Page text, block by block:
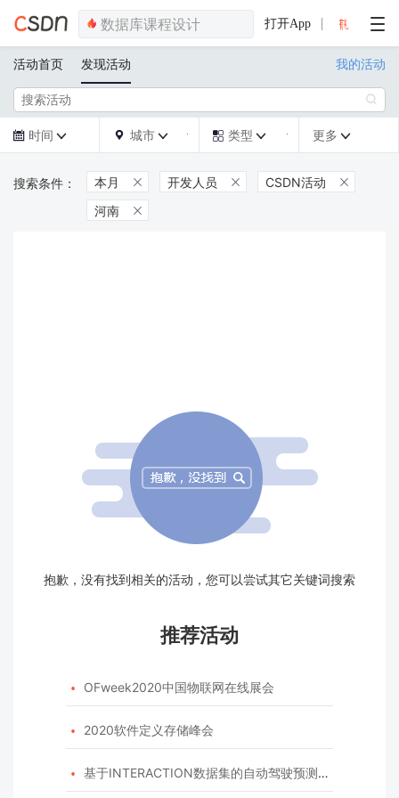
打开App
活动首页 发现活动 我的活动

 时间   城市   类型  更多 
本月  开发人员  CSDN活动 
河南 
抱歉，没有找到相关的活动，您可以尝试其它关键词搜索
推荐活动
 OFweek2020中国物联网在线展会
 2020软件定义存储峰会
 基于INTERACTION数据集的自动驾驶预测模型挑战赛